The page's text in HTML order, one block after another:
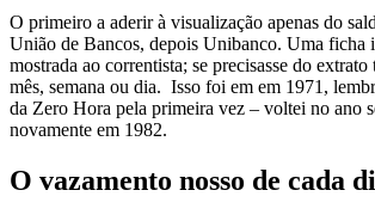
O primeiro a aderir à visualização apenas do
União de Bancos, depois Unibanco. Uma ficha
mostrada ao correntista; se precisasse do
mês, semana ou dia. Isso foi em em 1971,
da Zero Hora pela primeira vez – voltei no ano
novamente em 1982.
O vazamento nosso de cada